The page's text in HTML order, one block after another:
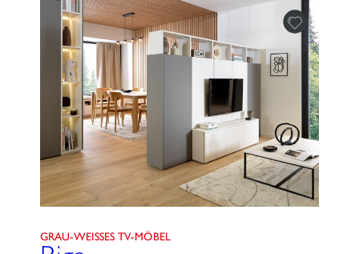
GRAU-WEISSES TV-MÖBEL